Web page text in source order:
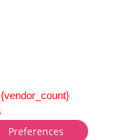
Preferences